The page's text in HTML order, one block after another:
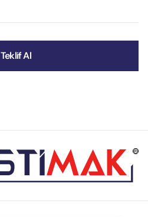
Teklif Al